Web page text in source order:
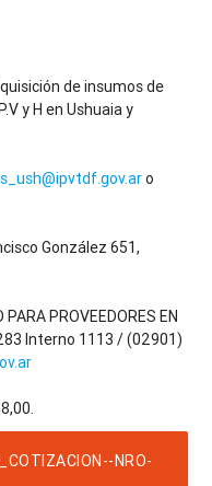
de insumos de
y H en Ushuaia y
o
González 651,
PROVEEDORES EN
Interno 1113 / (02901)
NRO-